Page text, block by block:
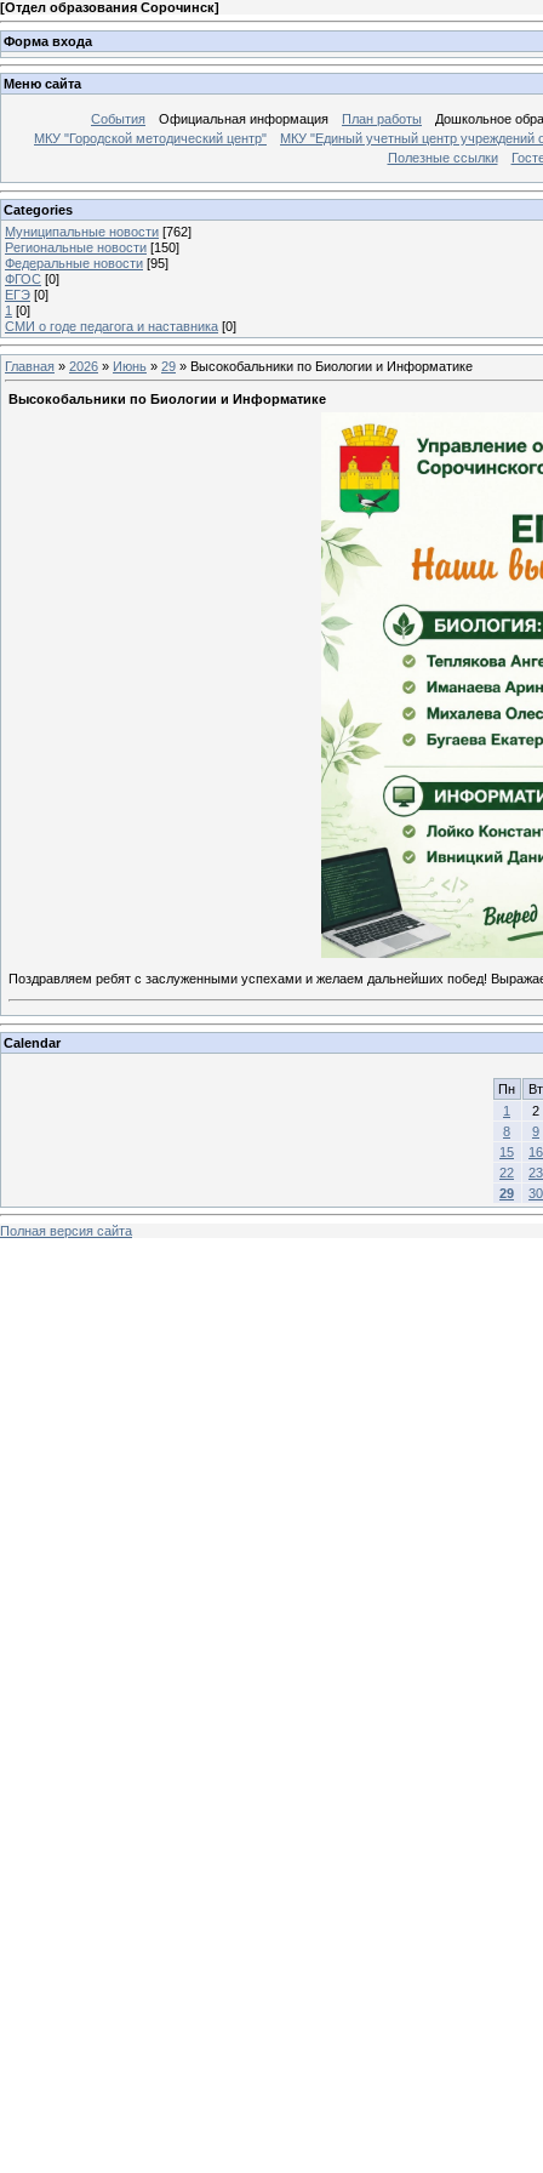
[Отдел образования Сорочинск]
Форма входа
Меню сайта
События Официальная информация План работы
Дошкольное
МКУ "Городской методический центр"
МКУ "Единый учетный центр учреждений
Полезные ссылки
Categories
Муниципальные новости [762]
Региональные новости [150]
Федеральные новости [95]
ФГОС [0]
ЕГЭ [0]
1 [0]
СМИ о годе педагога и наставника [0]
Главная » 2026 » Июнь » 29 » Высокобальники по Биологии и Информатике
Высокобальники по Биологии и Информатике
Поздравляем ребят с заслуженными успехами и желаем дальнейших побед!
Calendar
Пн
Вт
1
2
8
9
15
16
22
23
29
30
Полная версия сайта